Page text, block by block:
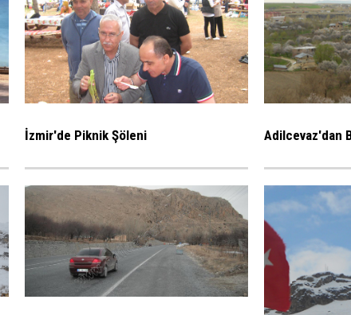
İzmir'de Piknik Şöleni Adilcevaz'dan